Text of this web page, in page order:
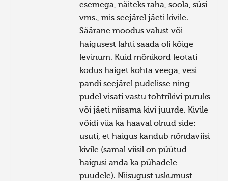
esemega, näiteks raha, soola, süsi
vms., mis seejärel jäeti kivile.
Säärane moodus valust või
haigusest lahti saada oli kõige
levinum. Kuid mõnikord leotati
kodus haiget kohta veega, vesi
pandi seejärel pudelisse ning
pudel visati vastu tohtrikivi puruks
või jäeti niisama kivi juurde. Kivile
võidi viia ka haaval olnud side:
usuti, et haigus kandub nõndaviisi
kivile (samal viisil on püütud
haigusi anda ka pühadele
puudele). Niisugust uskumust